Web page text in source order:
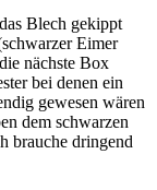
Blech gekippt
Eimer
nächste Box
bei denen ein
gewesen wären
dem schwarzen
brauche dringend